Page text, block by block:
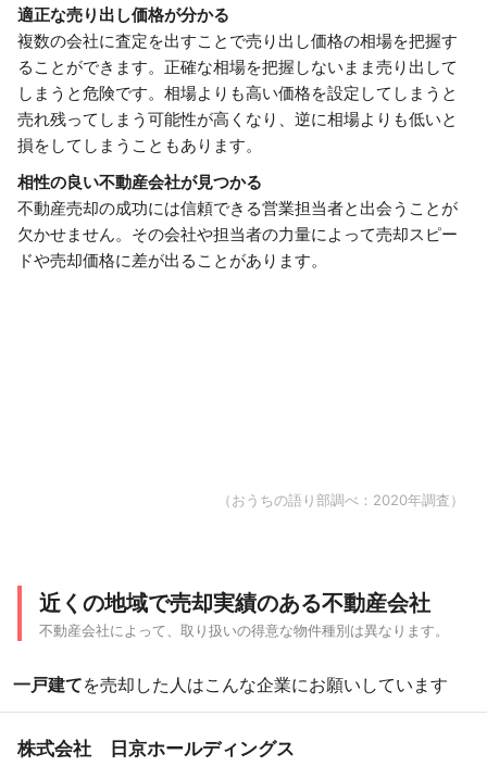
適正な売り出し価格が分かる
複数の会社に査定を出すことで売り出し価格の相場を把握す
ることができます。正確な相場を把握しないまま売り出して
しまうと危険です。相場よりも高い価格を設定してしまうと
売れ残ってしまう可能性が高くなり、逆に相場よりも低いと
損をしてしまうこともあります。
相性の良い不動産会社が見つかる
不動産売却の成功には信頼できる営業担当者と出会うことが
欠かせません。その会社や担当者の力量によって売却スピー
ドや売却価格に差が出ることがあります。
（おうちの語り部調べ：2020年調査）
近くの地域で売却実績のある不動産会社
不動産会社によって、取り扱いの得意な物件種別は異なります。
一戸建てを売却した人はこんな企業にお願いしています
株式会社 日京ホールディングス